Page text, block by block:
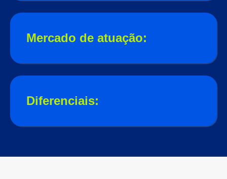
Mercado de atuação:
Diferenciais: